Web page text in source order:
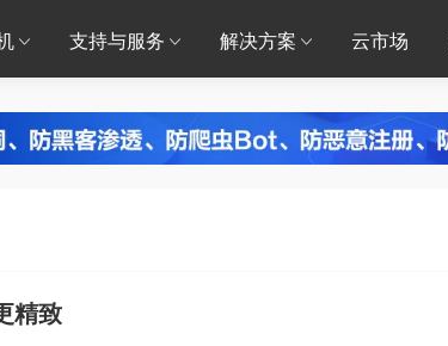
支持与服务 解决方案 云市场
精致